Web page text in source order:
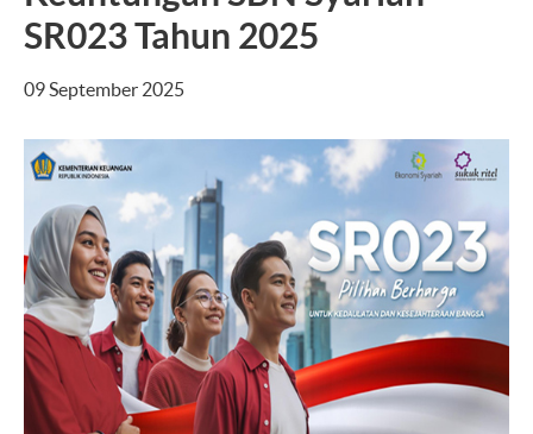
SR023 Tahun 2025
09 September 2025